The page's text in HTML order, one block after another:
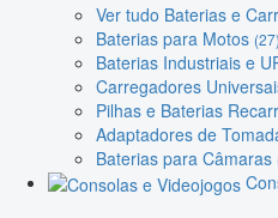
Ver tudo Baterias e
Baterias para Motos (27)
Baterias Industriais e
Carregadores
Pilhas e Baterias
Adaptadores de
Baterias para Câmaras